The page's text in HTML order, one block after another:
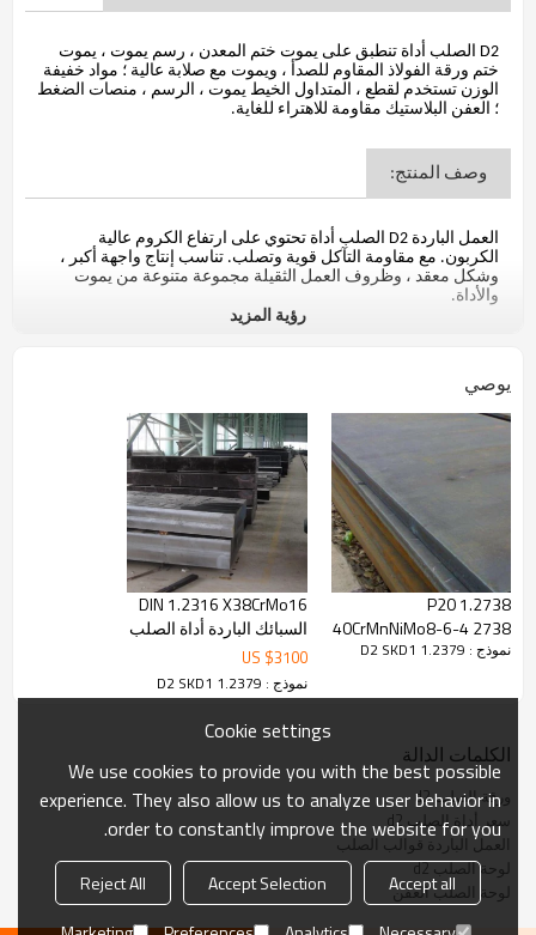
D2 الصلب أداة تنطبق على يموت ختم المعدن ، رسم يموت ، يموت
ختم ورقة الفولاذ المقاوم للصدأ ، ويموت مع صلابة عالية ؛ مواد خفيفة
الوزن تستخدم لقطع ، المتداول الخيط يموت ، الرسم ، منصات الضغط
؛ العفن البلاستيك مقاومة للاهتراء للغاية.
وصف المنتج:
العمل الباردة D2 الصلب أداة تحتوي على ارتفاع الكروم عالية
الكربون. مع مقاومة التآكل قوية وتصلب. تناسب إنتاج واجهة أكبر ،
وشكل معقد ، وظروف العمل الثقيلة مجموعة متنوعة من يموت
والأداة.
درجات مماثلة:
SKD11،1.2379 ، Cr12Mo1V1
التركيب الكيميائي:
مليون سي
0،20-0،60 0،10-،6
نطاق الحجم:
سمك: 1-16mm
العرض: 810 مم كحد أقصى
رؤية المزيد
يوصي
1.2738 P20
40CrMnNiMo8-6-4 2738
البلاستيك لوحة الصلب
نموذج : 1.2379 D2 SKD1
DIN 1.2316 X38CrMo16
السبائك الباردة أداة الصلب
المسطح بار
US $3100
نموذج : 1.2379 D2 SKD1
الكلمات الدالة
ورقة الصلب d2
سعر أداة الصلب d2
العمل الباردة قوالب الصلب
لوحة الصلب d2
لوحة الصلب العفن
Cookie settings
We use cookies to provide you with the best possible
experience. They also allow us to analyze user behavior in
order to constantly improve the website for you.
Accept all
Accept Selection
Reject All